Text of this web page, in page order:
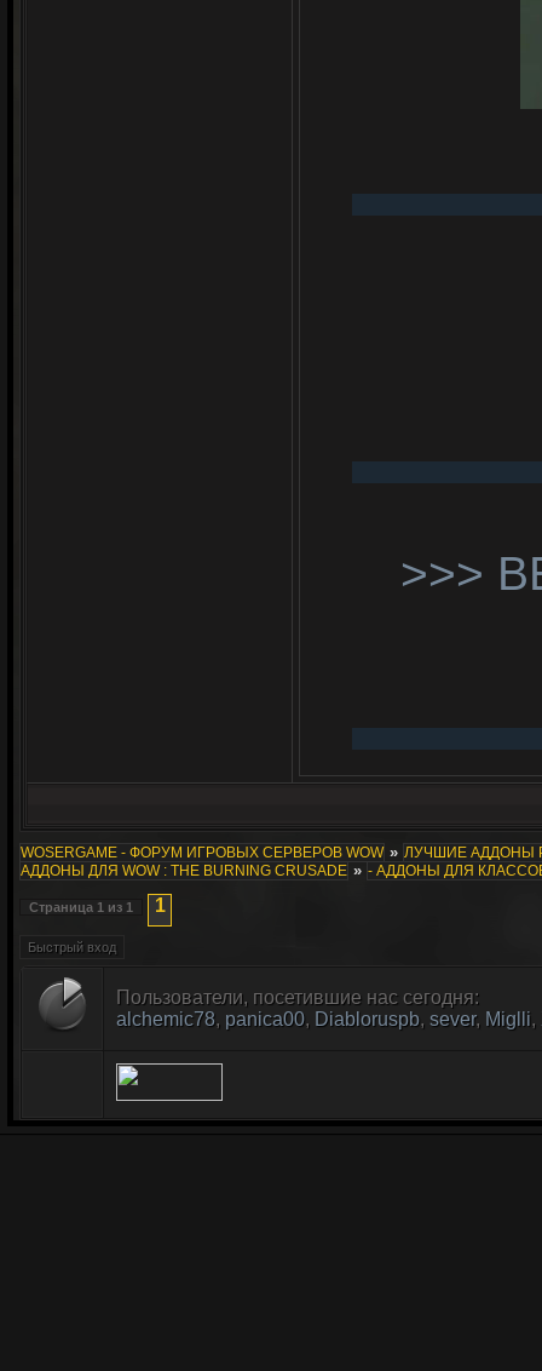
>>>
WOSERGAME - ФОРУМ ИГРОВЫХ СЕРВЕРОВ WOW » ЛУЧШИЕ АДДОНЫ
АДДОНЫ ДЛЯ WOW : THE BURNING CRUSADE » - АДДОНЫ ДЛЯ
Страница 1 из 1 1
Пользователи, посетившие нас сегодня:
alchemic78, panica00, Diabloruspb, sever, Miglli,